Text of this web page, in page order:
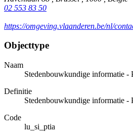
02 553 83 50
https://omgeving.vlaanderen.be/nl/
Objecttype
Naam
Stedenbouwkundige informatie -
Definitie
Stedenbouwkundige informatie -
Code
lu_si_ptia